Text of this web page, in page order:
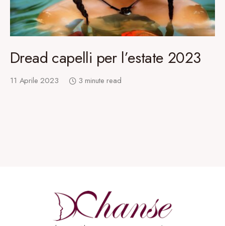
Dread capelli per l’estate 2023
11 Aprile 2023 3 minute read